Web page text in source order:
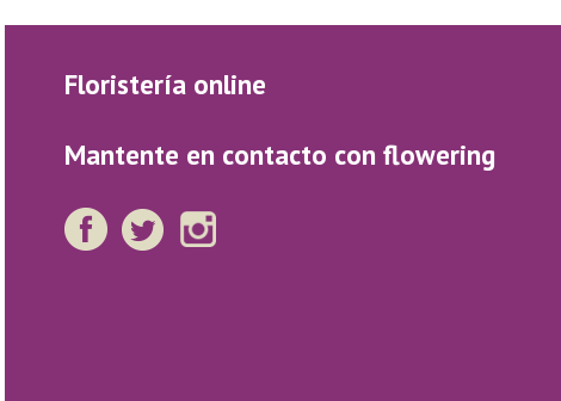
Floristería online
Mantente en contacto con flowering